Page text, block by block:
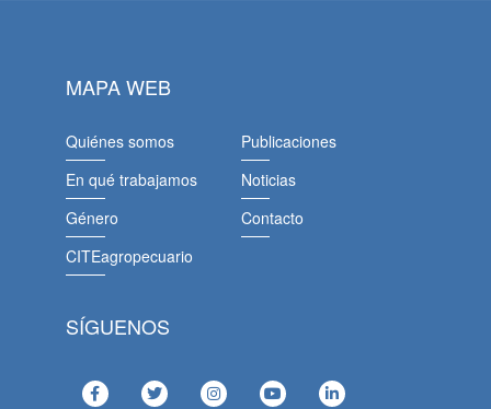
MAPA WEB
Quiénes somos
En qué trabajamos
Género
CITEagropecuario
Publicaciones
Noticias
Contacto
SÍGUENOS